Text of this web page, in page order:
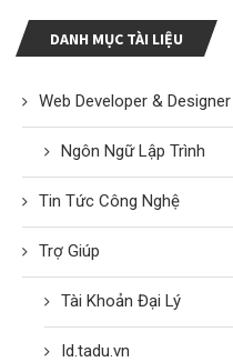
DANH MỤC TÀI LIỆU
Web Developer & Designer
Ngôn Ngữ Lập Trình
Tin Tức Công Nghệ
Trợ Giúp
Tài Khoản Đại Lý
Id.tadu.vn